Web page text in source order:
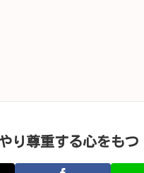
り尊重する心をもつ